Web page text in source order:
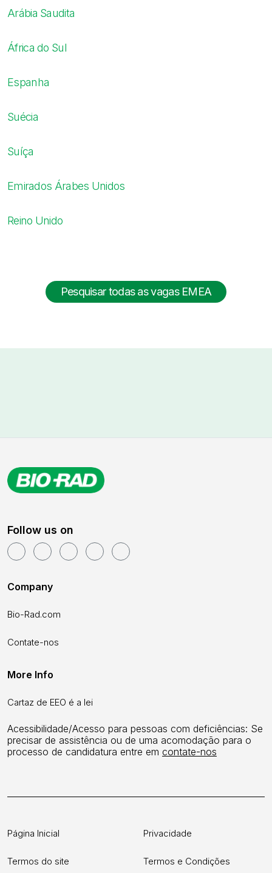
Arábia Saudita
África do Sul
Espanha
Suécia
Suíça
Emirados Árabes Unidos
Reino Unido
Pesquisar todas as vagas EMEA
Follow us on
Company
Bio-Rad.com
Contate-nos
More Info
Cartaz de EEO é a lei
Acessibilidade/Acesso para pessoas com deficiências: Se
precisar de assistência ou de uma acomodação para o
processo de candidatura entre em contate-nos
Página Inicial
Termos do site
Privacidade
Termos e Condições